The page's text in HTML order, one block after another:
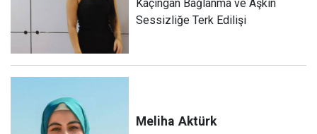
Kaçıngan Bağlanma ve Aşkın
Sessizliğe Terk Edilişi
Meliha Aktürk